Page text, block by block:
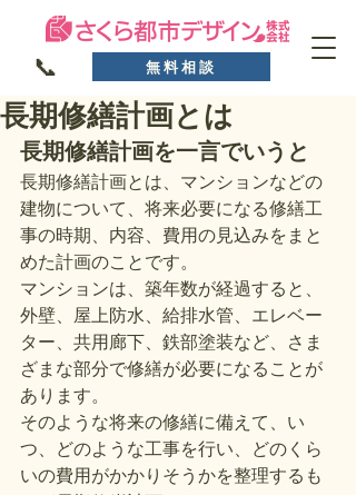
📞 無料相談
長期修繕計画とは
長期修繕計画を一言でいうと
長期修繕計画とは、マンションなどの
建物について、将来必要になる修繕工
事の時期、内容、費用の見込みをまと
めた計画のことです。
マンションは、築年数が経過すると、
外壁、屋上防水、給排水管、エレベー
ター、共用廊下、鉄部塗装など、さま
ざまな部分で修繕が必要になることが
あります。
そのような将来の修繕に備えて、い
つ、どのような工事を行い、どのくら
いの費用がかかりそうかを整理するも